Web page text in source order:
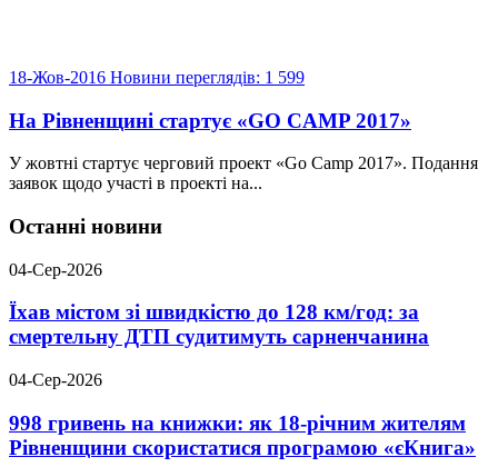
18-Жов-2016 Новини переглядів: 1 599
На Рівненщині стартує «GO CAMP 2017»
У жовтні стартує черговий проект «Go Camp 2017». Подання
заявок щодо участі в проекті на...
Останні новини
04-Сер-2026
Їхав містом зі швидкістю до 128 км/год: за
смертельну ДТП судитимуть сарненчанина
04-Сер-2026
998 гривень на книжки: як 18-річним жителям
Рівненщини скористатися програмою «єКнига»